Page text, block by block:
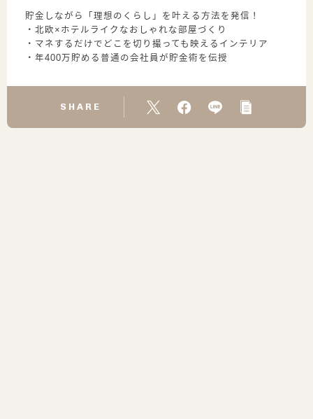
貯金しながら「理想のくらし」を叶える方法を発信！
・北欧×ホテルライクなおしゃれな部屋づくり
・マネするだけでどこを切り撮っても映えるインテリア
・年400万貯める普通の会社員が貯金術を伝授
SHARE